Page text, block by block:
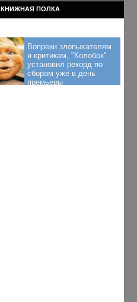
КНИЖНАЯ ПОЛКА
Вопреки злопыхателям
и критикам, "Колобок"
установил рекорд по
сборам уже в день
премьеры